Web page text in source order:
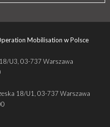
Mobilisation w Polsce
U3, 03-737 Warszawa
18/U1, 03-737 Warszawa